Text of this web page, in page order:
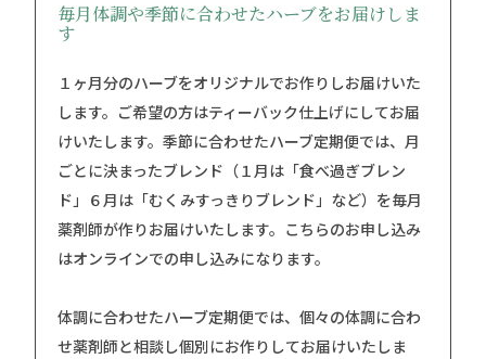
毎月体調や季節に合わせたハーブをお届けしま
す
１ヶ月分のハーブをオリジナルでお作りしお届けいた
します。ご希望の方はティーバック仕上げにしてお届
けいたします。季節に合わせたハーブ定期便では、月
ごとに決まったブレンド（１月は「食べ過ぎブレン
ド」６月は「むくみすっきりブレンド」など）を毎月
薬剤師が作りお届けいたします。こちらのお申し込み
はオンラインでの申し込みになります。
体調に合わせたハーブ定期便では、個々の体調に合わ
せ薬剤師と相談し個別にお作りしてお届けいたしま